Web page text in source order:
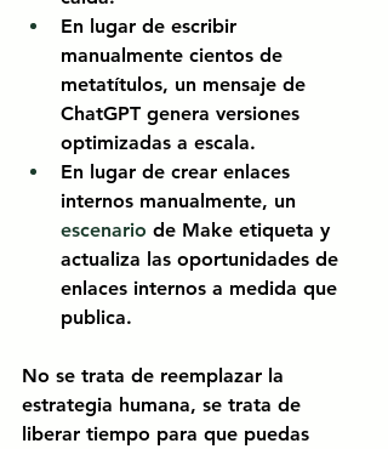
En lugar de escribir
manualmente cientos de
metatítulos, un mensaje de
ChatGPT genera versiones
optimizadas a escala.
En lugar de crear enlaces
internos manualmente, un
escenario de Make etiqueta y
actualiza las oportunidades de
enlaces internos a medida que
publica.
No se trata de reemplazar la
estrategia humana, se trata de
liberar tiempo para que puedas